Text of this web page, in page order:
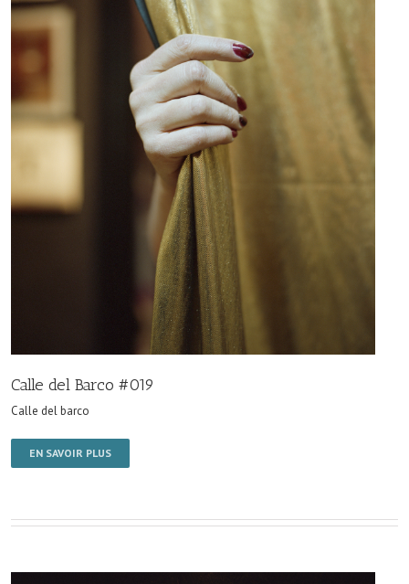
Calle del Barco #019
Calle del barco
EN SAVOIR PLUS